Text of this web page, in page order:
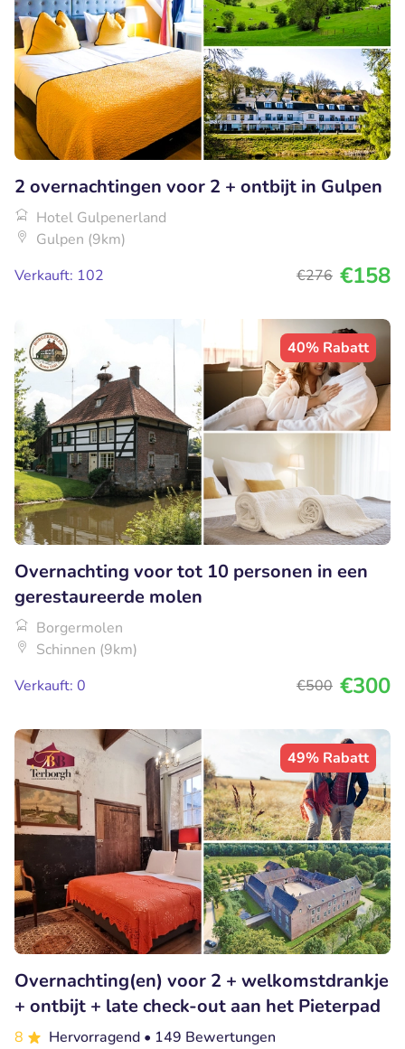
2 overnachtingen voor 2 + ontbijt in Gulpen
Hotel Gulpenerland
Gulpen (9km)
Verkauft: 102
€276 €158
40% Rabatt
Overnachting voor tot 10 personen in een
gerestaureerde molen
Borgermolen
Schinnen (9km)
Verkauft: 0
€500 €300
49% Rabatt
Overnachting(en) voor 2 + welkomstdrankje
+ ontbijt + late check-out aan het Pieterpad
8 Hervorragend • 149 Bewertungen